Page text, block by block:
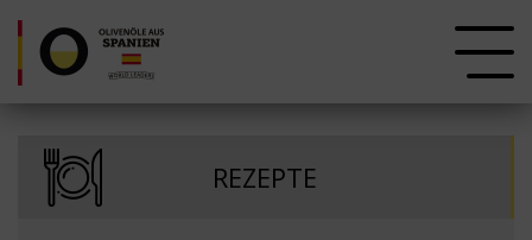
REZEPTE